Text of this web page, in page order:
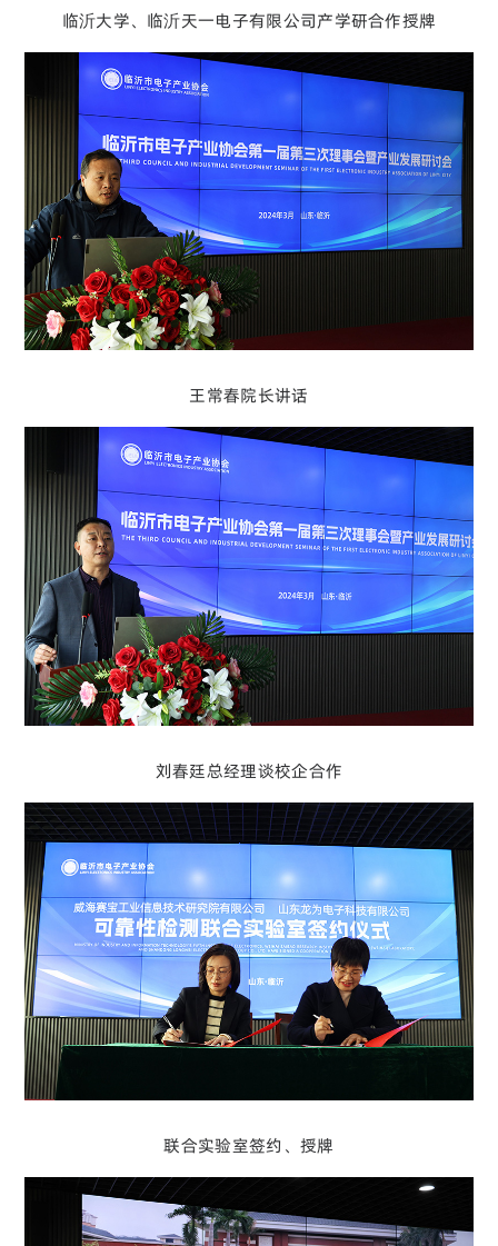
临沂大学、临沂天一电子有限公司产学研合作授牌
王常春院长讲话
刘春廷总经理谈校企合作
联合实验室签约、授牌